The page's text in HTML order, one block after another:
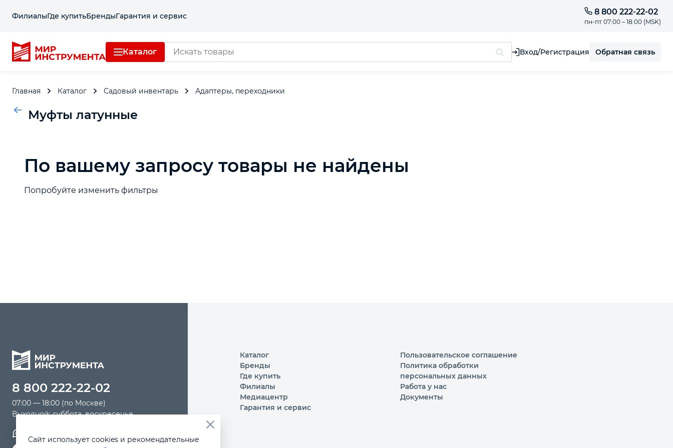
ФилиалыГде купитьБрендыГарантия и сервис 8 800 222-22-02
пн-пт 07:00 – 18:00 (MSK)
Каталог Вход/Регистрация Обратная связь
Садовый инвентарь
Измерительный инструмент
Главная Каталог Садовый инвентарь Адаптеры, переходники
Муфты латунные
По вашему запросу товары не найдены
Попробуйте изменить фильтры
8 800 222-22-02
07:00 — 18:00 (по Москве)
Выходной: суббота, воскресенье
Каталог
Бренды
Где купить
Филиалы
Медиацентр
Гарантия и сервис
Пользовательское соглашение
Политика обработки
персональных данных
Работа у нас
Документы
Сайт использует cookies и рекомендательные